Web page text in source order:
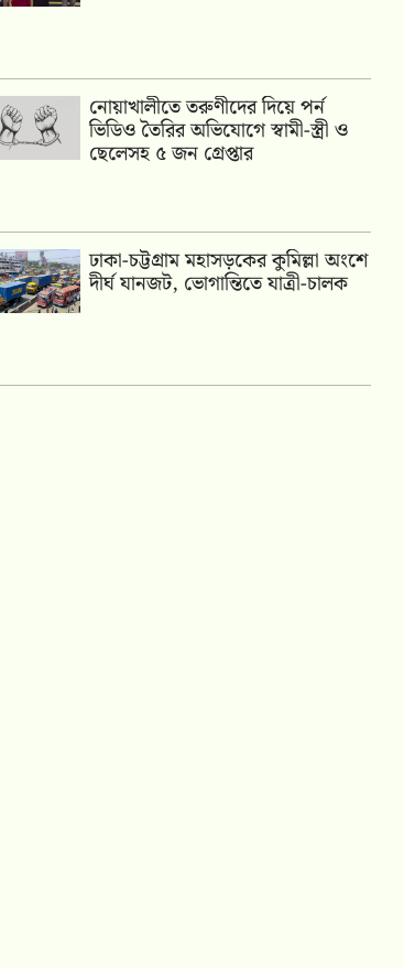
নোয়াখালীতে তরুণীদের দিয়ে পর্ন
ভিডিও তৈরির অভিযোগে স্বামী-স্ত্রী ও
ছেলেসহ ৫ জন গ্রেপ্তার
ঢাকা-চট্টগ্রাম মহাসড়কের কুমিল্লা অংশে
দীর্ঘ যানজট, ভোগান্তিতে যাত্রী-চালক